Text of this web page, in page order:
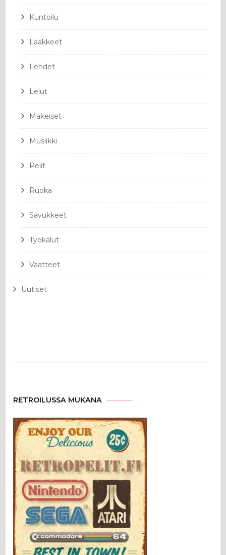
Kuntoilu
Lääkkeet
Lehdet
Lelut
Makeiset
Musiikki
Pelit
Ruoka
Savukkeet
Työkalut
Vaatteet
Uutiset
RETROILUSSA MUKANA